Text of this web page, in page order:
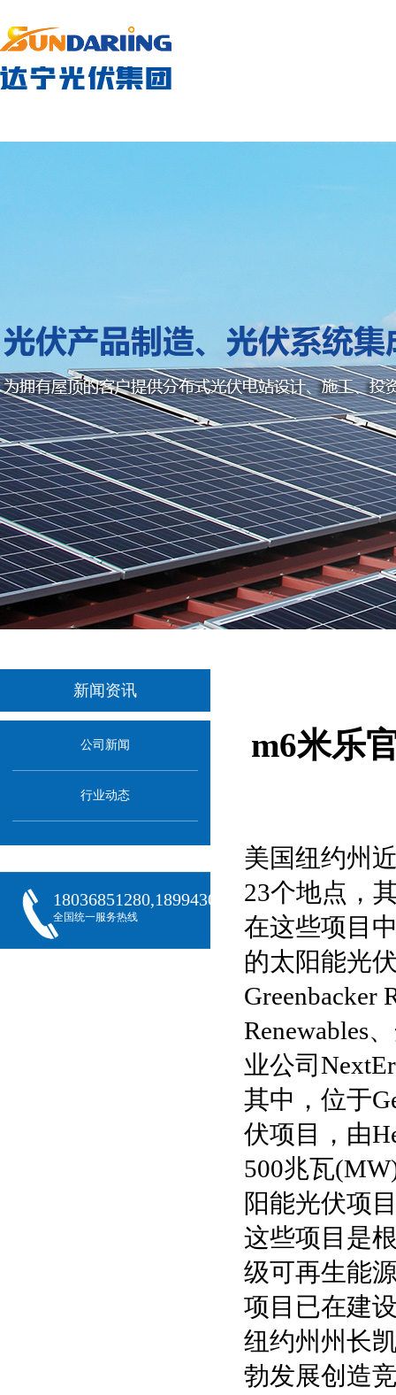
新闻资讯
公司新闻
行业动态
18036851280,18994301288,18068407382
全国统一服务热线
m6米乐
美国纽约州
23个地点，
在这些项目
的太阳能光
Greenbacker
Renewables
业公司
其中，位于
伏项目，由
500兆瓦
阳能光伏项
这些项目是
级可再生能
项目已在建
纽约州州长
勃发展创造